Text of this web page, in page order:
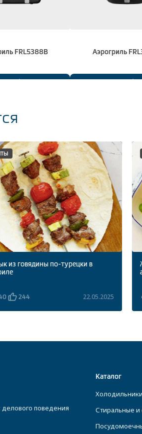
FRL5388B Аэрогриль
из говядины по-турецки в
244 22.05.2025
поведения
Каталог
Стиральные